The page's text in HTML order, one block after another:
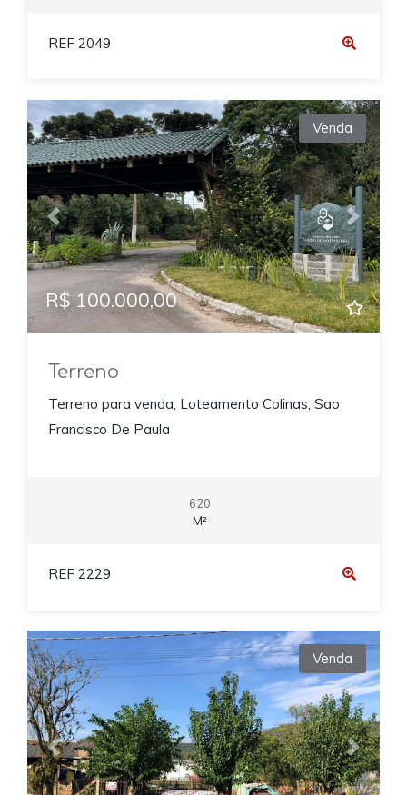
REF 2049
Previous Next
Venda
R$ 100.000,00
Terreno
Terreno para venda, Loteamento Colinas, Sao
Francisco De Paula
620
M²
REF 2229
Previous Next
Venda